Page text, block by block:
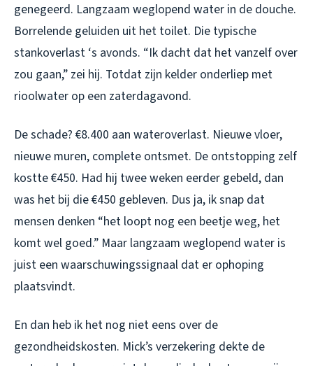
genegeerd. Langzaam weglopend water in de douche.
Borrelende geluiden uit het toilet. Die typische
stankoverlast ‘s avonds. “Ik dacht dat het vanzelf over
zou gaan,” zei hij. Totdat zijn kelder onderliep met
rioolwater op een zaterdagavond.
De schade? €8.400 aan wateroverlast. Nieuwe vloer,
nieuwe muren, complete ontsmet. De ontstopping zelf
kostte €450. Had hij twee weken eerder gebeld, dan
was het bij die €450 gebleven. Dus ja, ik snap dat
mensen denken “het loopt nog een beetje weg, het
komt wel goed.” Maar langzaam weglopend water is
juist een waarschuwingssignaal dat er ophoping
plaatsvindt.
En dan heb ik het nog niet eens over de
gezondheidskosten. Mick’s verzekering dekte de